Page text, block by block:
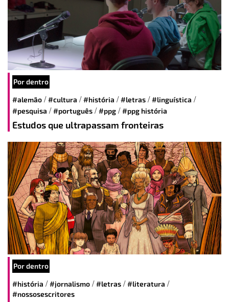
Por dentro
#alemão /#cultura /#história /#letras /#linguística /
#pesquisa /#português /#ppg /#ppg história
Estudos que ultrapassam fronteiras
Por dentro
#história /#jornalismo /#letras /#literatura /
#nossosescritores